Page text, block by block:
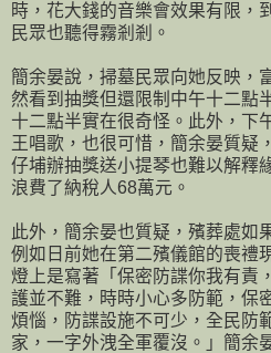
時，花大錢的音樂會效果有限，
民眾也聽得霧剎剎。
簡余晏說，掃墓民眾向她反映，
然看到抽獎但還限制中午十二點
十二點半實在很奇怪。此外，下
王唱歌，也很可惜，簡余晏質疑
仔埔辦抽獎送小提琴也難以解釋
浪費了納稅人68萬元。
此外，簡余晏也質疑，殯葬處如
例如日前她在第二殯儀館的喪禮
燈上是寫著「保密防諜你我有責
護並不難，時時小心多防範，保
煩惱，防諜設施不可少，全民防
家，一字外洩全軍覆沒。」簡余